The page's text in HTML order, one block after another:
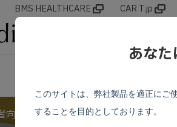
BMS HEALTHCARE CAR T.jp
向け情報サイト
あな
このサイトは、弊社製品を適正にご
することを目的としております。